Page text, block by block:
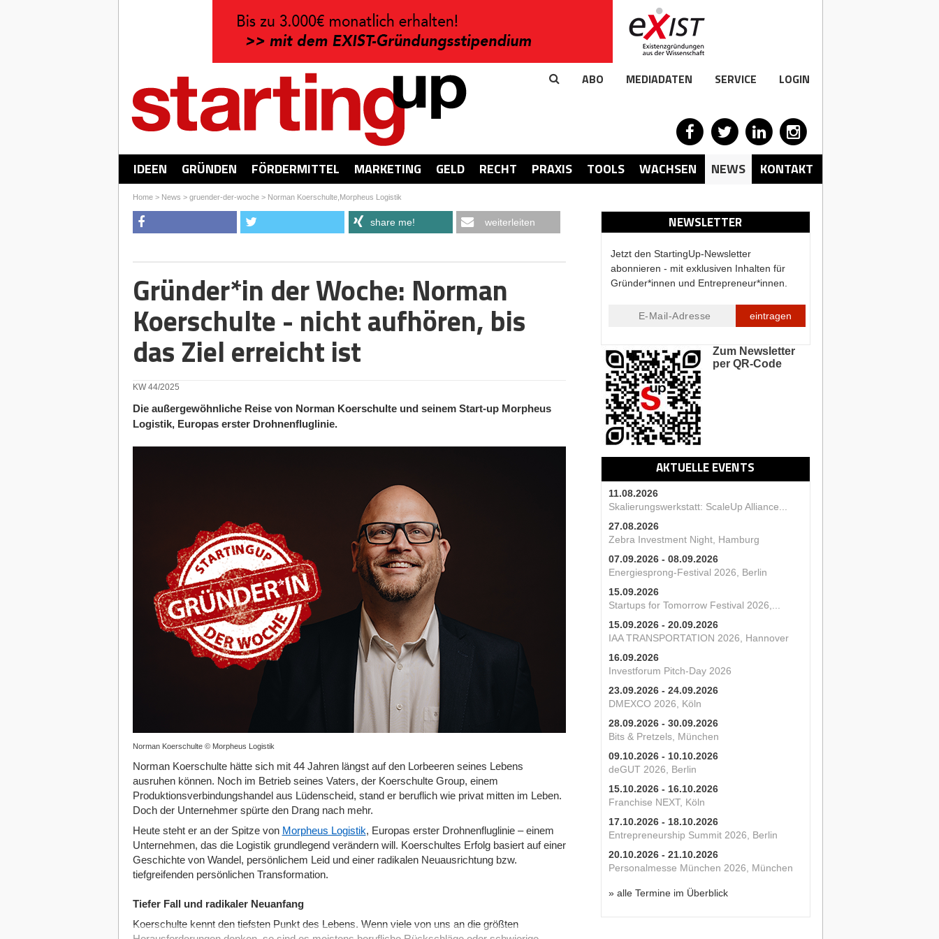
ABO MEDIADATEN SERVICE LOGIN
IDEEN GRÜNDEN FÖRDERMITTEL MARKETING GELD RECHT PRAXIS TOOLS WACHSEN NEWS KONTAKT
Home> News > gruender-der-woche> Norman Koerschulte,Morpheus Logistik
NEWSLETTER
Jetzt den StartingUp-Newsletter
abonnieren - mit exklusiven Inhalten für
Gründer*innen und Entrepreneur*innen.
eintragen
Zum Newsletter
per QR-Code
AKTUELLE EVENTS
11.08.2026
Skalierungswerkstatt: ScaleUp Alliance...
27.08.2026
Zebra Investment Night, Hamburg
07.09.2026 - 08.09.2026
Energiesprong-Festival 2026, Berlin
15.09.2026
Startups for Tomorrow Festival 2026,...
15.09.2026 - 20.09.2026
IAA TRANSPORTATION 2026, Hannover
16.09.2026
Investforum Pitch-Day 2026
23.09.2026 - 24.09.2026
DMEXCO 2026, Köln
28.09.2026 - 30.09.2026
Bits & Pretzels, München
09.10.2026 - 10.10.2026
deGUT 2026, Berlin
15.10.2026 - 16.10.2026
Franchise NEXT, Köln
17.10.2026 - 18.10.2026
Entrepreneurship Summit 2026, Berlin
20.10.2026 - 21.10.2026
Personalmesse München 2026, München
» alle Termine im Überblick
share me! weiterleiten
Gründer*in der Woche: Norman
Koerschulte - nicht aufhören, bis
das Ziel erreicht ist
KW 44/2025
Die außergewöhnliche Reise von Norman Koerschulte und seinem Start-up Morpheus
Logistik, Europas erster Drohnenfluglinie.
Norman Koerschulte © Morpheus Logistik
Norman Koerschulte hätte sich mit 44 Jahren längst auf den Lorbeeren seines Lebens
ausruhen können. Noch im Betrieb seines Vaters, der Koerschulte Group, einem
Produktionsverbindungshandel aus Lüdenscheid, stand er beruflich wie privat mitten im Leben.
Doch der Unternehmer spürte den Drang nach mehr.
Heute steht er an der Spitze von Morpheus Logistik, Europas erster Drohnenfluglinie – einem
Unternehmen, das die Logistik grundlegend verändern will. Koerschultes Erfolg basiert auf einer
Geschichte von Wandel, persönlichem Leid und einer radikalen Neuausrichtung bzw.
tiefgreifenden persönlichen Transformation.
Tiefer Fall und radikaler Neuanfang
Koerschulte kennt den tiefsten Punkt des Lebens. Wenn viele von uns an die größten